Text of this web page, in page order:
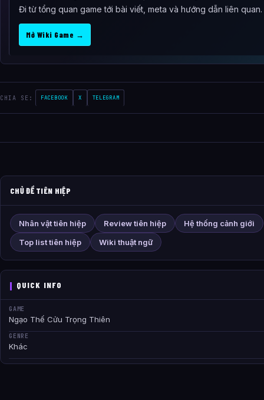
Đi từ tổng quan game tới bài viết, meta và hướng dẫn liên quan.
Mở Wiki Game →
CHIA SE: FACEBOOK X TELEGRAM
CHỦ ĐỀ TIÊN HIỆP
Nhân vật tiên hiệp Review tiên hiệp
Hệ thống cảnh giới
Top list tiên hiệp
Wiki thuật ngữ
QUICK INFO
GAME
Ngạo Thế Cửu Trọng Thiên
GENRE
Khác